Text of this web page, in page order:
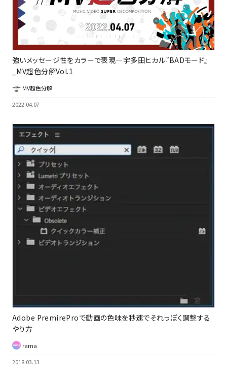
強いメッセージ性をカラーで表現―宇多田ヒカル『BADモード』
_MV超色分解Vol.1
MV超色分解
2022.04.07
Adobe PremireProで動画の色味を秒速でそれっぽく調整する
やり方
rama
2018.03.13